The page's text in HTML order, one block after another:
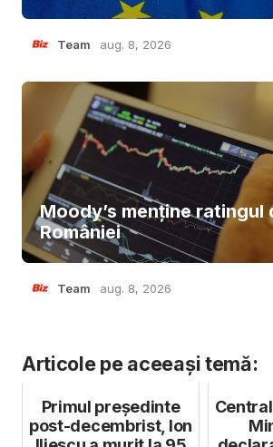
Team aug. 8, 2026
Moody’s menține ratingul
României
Team aug. 8, 2026
Articole pe aceeași temă:
Primul președinte
post-decembrist, Ion